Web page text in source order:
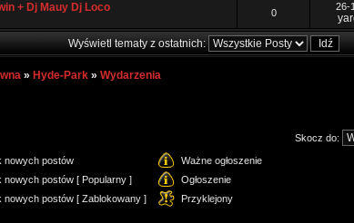
+ Dj Mauy Dj Loco 0
26-
Wyświetl tematy z ostatnich:
» Hyde-Park » Wydarzenia
Skocz do:
nowych postów
Ważne ogłoszenie
nowych postów [ Popularny ]
Ogłoszenie
nowych postów [ Zablokowany ]
Przyklejony